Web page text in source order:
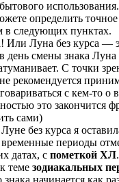
определить
в следующих пунктах.
! Или Луна без курса —
день смены знака Луна
С точки
рекомендуется
с кем-то
это закончится
сами)
без курса я
временные периоды
датах, с пометкой ХЛ.
теме зодиакальных
начинается как